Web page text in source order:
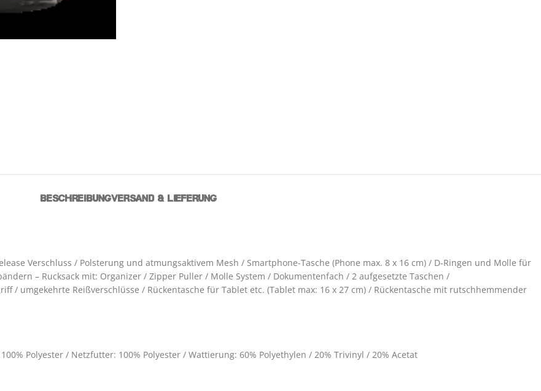
BESCHREIBUNGVERSAND & LIEFERUNG
Verschluss / Polsterung und atmungsaktivem Mesh / Smartphone-Tasche (Phone max. 8 x 16 cm) / D-Ringen und Molle für
– Rucksack mit: Organizer / Zipper Puller / Molle System / Dokumentenfach / 2 aufgesetzte Taschen /
/ umgekehrte Reißverschlüsse / Rückentasche für Tablet etc. (Tablet max: 16 x 27 cm) / Rückentasche mit rutschhemmender
Polyester / Netzfutter: 100% Polyester / Wattierung: 60% Polyethylen / 20% Trivinyl / 20% Acetat